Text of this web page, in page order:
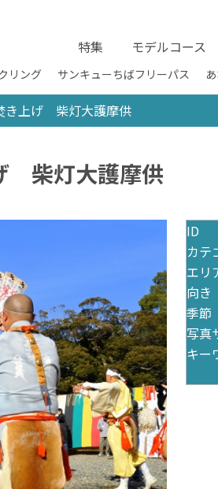
特集 モデルコース
リング サンキューちばフリーパス
き上げ 柴灯大護摩供
柴灯大護摩供
ID
カテ
エリ
向き
季節
写真
キー